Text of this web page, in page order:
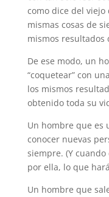
como dice del viejo
mismas cosas de
mismos resultados
De ese modo, un
“coquetear” con
los mismos
obtenido toda su
Un hombre que es
conocer nuevas
siempre. (Y
por ella, lo que
Un hombre que